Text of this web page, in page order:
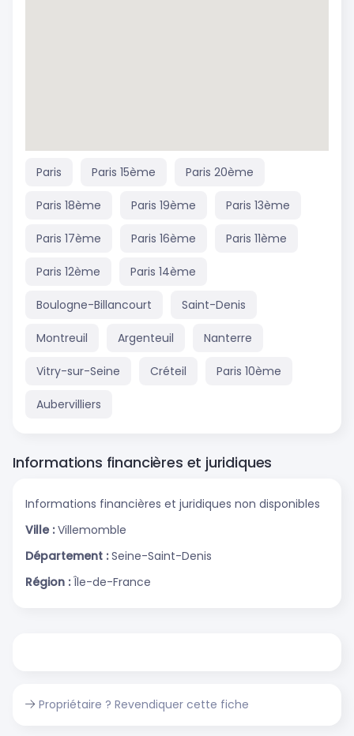
Paris Paris 15ème Paris 20ème
Paris 18ème Paris 19ème Paris 13ème
Paris 17ème Paris 16ème Paris 11ème
Paris 12ème Paris 14ème
Boulogne-Billancourt Saint-Denis
Montreuil Argenteuil Nanterre
Vitry-sur-Seine Créteil Paris 10ème
Aubervilliers
Informations financières et juridiques
Informations financières et juridiques non disponibles
Ville : Villemomble
Département : Seine-Saint-Denis
Région : Île-de-France
Propriétaire ? Revendiquer cette fiche